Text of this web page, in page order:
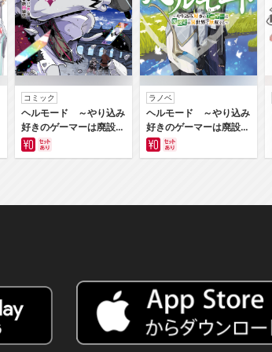
コミック
ヘルモード ～やり込み
好きのゲーマーは廃設定
の異世界で無双する～は
じまりの召喚士
ラノベ
ヘルモード ～やり込み
好きのゲーマーは廃設定
の異世界で無双する～